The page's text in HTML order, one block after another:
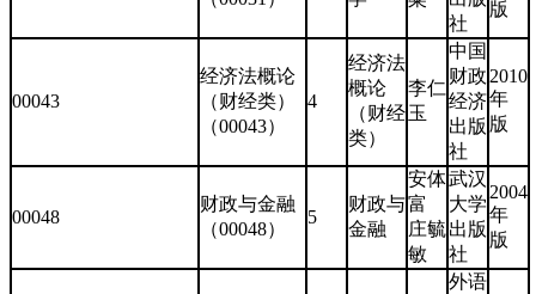
社
版
00043
经济法概论
（财经类）
（00043）
4
经济法
概论
（财经
类）
李仁
玉
中国
财政
经济
出版
社
2010
年
版
00048
财政与金融
（00048）
5
财政与
金融
安体
富
庄毓
敏
武汉
大学
出版
社
2004
年
版
外语